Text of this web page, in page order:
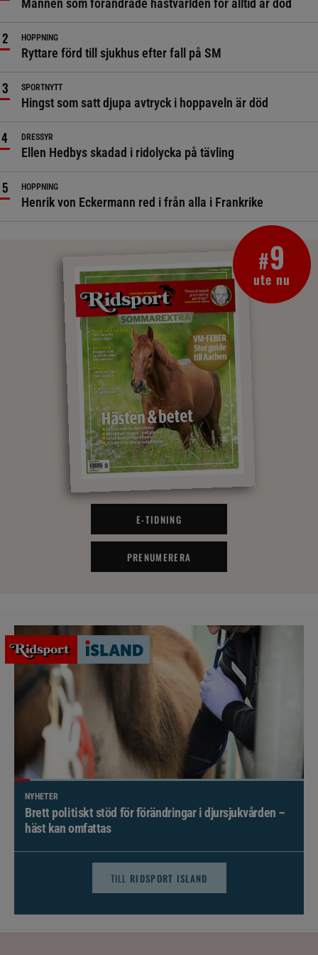
Mannen som förändrade hästvärlden för alltid är död
HOPPNING
Ryttare förd till sjukhus efter fall på SM
SPORTNYTT
Hingst som satt djupa avtryck i hoppaveln är död
DRESSYR
Ellen Hedbys skadad i ridolycka på tävling
HOPPNING
Henrik von Eckermann red i från alla i Frankrike
#9
ute nu
E-TIDNING
PRENUMERERA
NYHETER
Brett politiskt stöd för förändringar i djursjukvården –
häst kan omfattas
TILL RIDSPORT ISLAND